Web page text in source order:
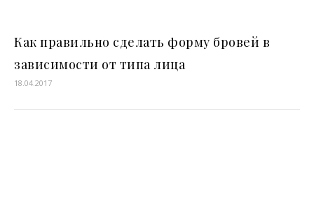
Как правильно сделать форму бровей в
зависимости от типа лица
18.04.2017